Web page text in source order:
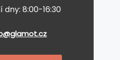
8:00-16:30